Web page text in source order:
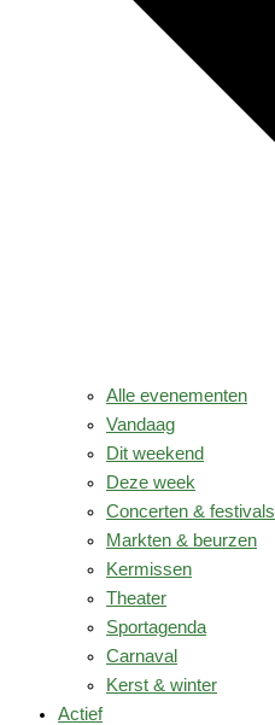
Alle evenementen
Vandaag
Dit weekend
Deze week
Concerten & festivals
Markten & beurzen
Kermissen
Theater
Sportagenda
Carnaval
Kerst & winter
Actief